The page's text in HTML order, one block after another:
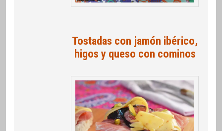
Tostadas con jamón ibérico,
higos y queso con cominos